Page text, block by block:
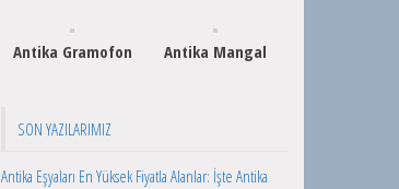
Antika Gramofon Antika Mangal
SON YAZILARIMIZ
Antika Eşyaları En Yüksek Fiyatla Alanlar: İşte Antika